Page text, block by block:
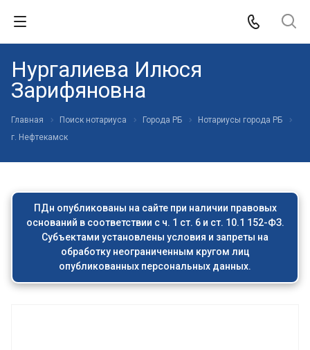
Нургалиева Илюся
Зарифяновна
Главная Поиск нотариуса Города РБ
Нотариусы города РБ
г. Нефтекамск
ПДн опубликованы на сайте при наличии правовых
оснований в соответствии с ч. 1 ст. 6 и ст. 10.1 152-ФЗ.
Субъектами установлены условия и запреты на
обработку неограниченным кругом лиц
опубликованных персональных данных.